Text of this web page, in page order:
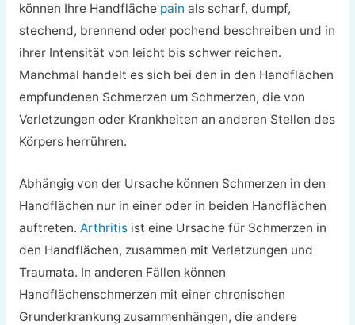
können Ihre Handfläche pain als scharf, dumpf,
stechend, brennend oder pochend beschreiben und in
ihrer Intensität von leicht bis schwer reichen.
Manchmal handelt es sich bei den in den Handflächen
empfundenen Schmerzen um Schmerzen, die von
Verletzungen oder Krankheiten an anderen Stellen des
Körpers herrühren.
Abhängig von der Ursache können Schmerzen in den
Handflächen nur in einer oder in beiden Handflächen
auftreten. Arthritisist eine Ursache für Schmerzen in
den Handflächen, zusammen mit Verletzungen und
Traumata. In anderen Fällen können
Handflächenschmerzen mit einer chronischen
Grunderkrankung zusammenhängen, die andere